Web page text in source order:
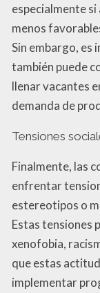
especialmente
menos
Sin embargo, es
también puede
llenar vacantes
demanda de
Tensiones
Finalmente, las
enfrentar
estereotipos o
Estas tensiones
xenofobia,
que estas
implementar